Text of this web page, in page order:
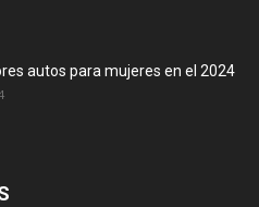
autos para mujeres en el 2024